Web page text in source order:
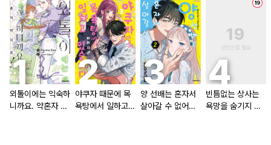
외톨이에는 익숙하
니까요. 약혼자 방
야쿠자 때문에 목
욕탕에서 일하고
양 선배는 혼자서
살아갈 수 없어
빈틈없는 상사는
욕망을 숨기지 않